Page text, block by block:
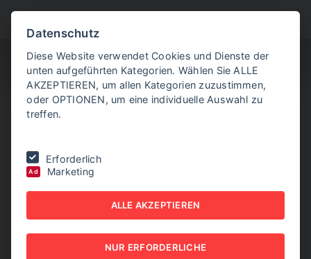
Beschluss stößt auf Für und Wider in Österreich
EU-MERCOSUR-
BESCHLUSS STÖSST AUF F
Datenschutz
Diese Website verwendet Cookies und Dienste der
unten aufgeführten Kategorien. Wählen Sie ALLE
AKZEPTIEREN, um allen Kategorien zuzustimmen,
oder OPTIONEN, um eine individuelle Auswahl zu
treffen.
Erforderlich
Ad Marketing
ALLE AKZEPTIEREN
NUR ERFORDERLICHE